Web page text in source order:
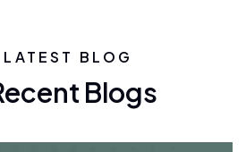
LATEST BLOG
Blogs